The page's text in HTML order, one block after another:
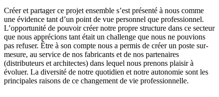
Créer et partager ce projet ensemble s’est présenté à nous comme
une évidence tant d’un point de vue personnel que professionnel.
L’opportunité de pouvoir créer notre propre structure dans ce secteur
que nous apprécions tant était un challenge que nous ne pouvions
pas refuser. Être à son compte nous a permis de créer un poste sur-
mesure, au service de nos fabricants et de nos partenaires
(distributeurs et architectes) dans lequel nous prenons plaisir à
évoluer. La diversité de notre quotidien et notre autonomie sont les
principales raisons de ce changement de vie professionnelle.